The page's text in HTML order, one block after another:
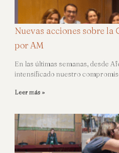
Nuevas acciones sobre la
por AM
En las últimas semanas, desde
intensificado nuestro
Leer más »